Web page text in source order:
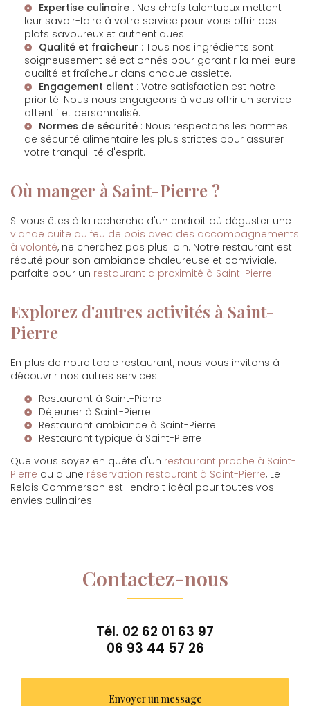
Expertise culinaire : Nos chefs talentueux mettent
leur savoir-faire à votre service pour vous offrir des
plats savoureux et authentiques.
Qualité et fraîcheur : Tous nos ingrédients sont
soigneusement sélectionnés pour garantir la meilleure
qualité et fraîcheur dans chaque assiette.
Engagement client : Votre satisfaction est notre
priorité. Nous nous engageons à vous offrir un service
attentif et personnalisé.
Normes de sécurité : Nous respectons les normes
de sécurité alimentaire les plus strictes pour assurer
votre tranquillité d'esprit.
Où manger à Saint-Pierre ?
Si vous êtes à la recherche d'un endroit où déguster une
viande cuite au feu de bois avec des accompagnements
à volonté, ne cherchez pas plus loin. Notre restaurant est
réputé pour son ambiance chaleureuse et conviviale,
parfaite pour un restaurant a proximité à Saint-Pierre.
Explorez d'autres activités à Saint-
Pierre
En plus de notre table restaurant, nous vous invitons à
découvrir nos autres services :
Restaurant à Saint-Pierre
Déjeuner à Saint-Pierre
Restaurant ambiance à Saint-Pierre
Restaurant typique à Saint-Pierre
Que vous soyez en quête d'un restaurant proche à Saint-
Pierre ou d'une réservation restaurant à Saint-Pierre, Le
Relais Commerson est l'endroit idéal pour toutes vos
envies culinaires.
Contactez-nous
Tél. 02 62 01 63 97
06 93 44 57 26
Envoyer un message